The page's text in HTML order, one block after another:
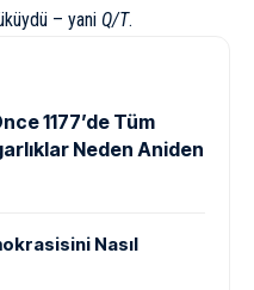
– yani Q/T.
1177’de Tüm
Neden Aniden
Nasıl